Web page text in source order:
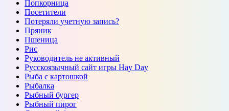
Попкорница
Посетители
Потеряли учетную запись?
Пряник
Пшеница
Рис
Руководитель не активный
Русскоязычный сайт игры Hay Day
Рыба с картошкой
Рыбалка
Рыбный бургер
Рыбный пирог